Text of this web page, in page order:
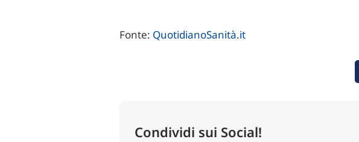
Fonte: QuotidianoSanità.it
Condividi sui Social!